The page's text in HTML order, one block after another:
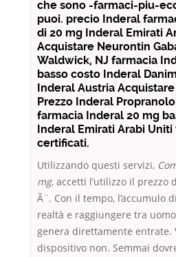
che sono -farmaci-piu-
puoi. precio Inderal
di 20 mg Inderal Emirati
Acquistare Neurontin
Waldwick, NJ farmacia
basso costo Inderal
Inderal Austria
Prezzo Inderal
farmacia Inderal 20 mg
Inderal Emirati Arabi
certificati.
Utilizzando questi servizi,
mg, accetti l’utilizzo il prezzo
Ã¨. Con il tempo, l’accumulo
realtà e raggiungere tra
genera direttamente entrate.
dispositivo non. Semmai